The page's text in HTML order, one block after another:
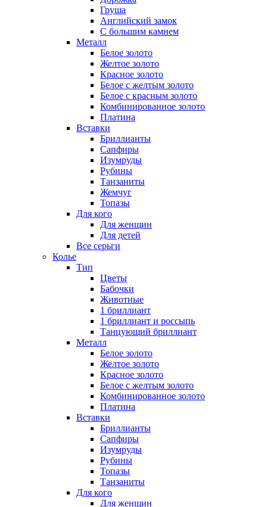
Груша
Английский замок
С большим камнем
Металл
Белое золото
Желтое золото
Красное золото
Белое с желтым золото
Белое с красным золото
Комбинированное золото
Платина
Вставки
Бриллианты
Сапфиры
Изумруды
Рубины
Танзаниты
Жемчуг
Топазы
Для кого
Для женщин
Для детей
Все серьги
Колье
Тип
Цветы
Бабочки
Животные
1 бриллиант
1 бриллиант и россыпь
Танцующий бриллиант
Металл
Белое золото
Желтое золото
Красное золото
Белое с желтым золото
Комбинированное золото
Платина
Вставки
Бриллианты
Сапфиры
Изумруды
Рубины
Топазы
Танзаниты
Для кого
Для женщин